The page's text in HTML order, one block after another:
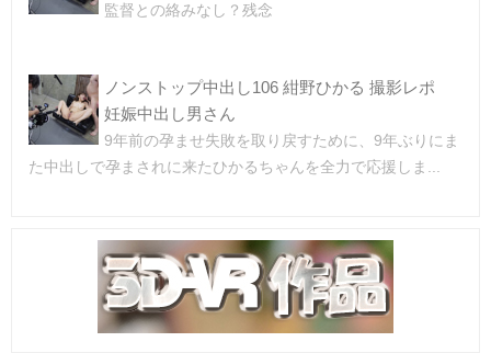
監督との絡みなし？残念
ノンストップ中出し106 紺野ひかる 撮影レポ
妊娠中出し男さん
9年前の孕ませ失敗を取り戻すために、9年ぶりにま
た中出しで孕まされに来たひかるちゃんを全力で応援しま...